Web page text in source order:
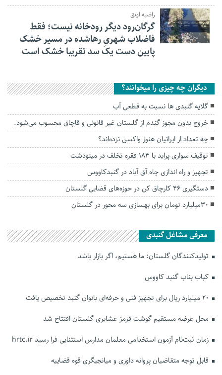
راضیه اونق
گرگان‌رود دیگر رودخانه نیست؛ فقط
فاضلاب شهریِ رهاشده در مسیر خشک
پایین دست یک سد تقریبا خشک است
دیگران چه چیزی را میخوانند؟
گلایه گنبدی ها نسبت به قطعی آب
خروج بدون مجوز گندم از گلستان غیر قانونی و قاچاق محسوب می‌شود.
چه تعداد از ایرانیان هنوز واکسن نزده‌اند؟
توقیف سواری پراید با ۱۸۳ فقره تخلف در مینودشت
تجهیز و راه اندازی چاه آق آباد در گنبدکاووس
دستگیری ۴۶ کارچاق کن در حوزه‌های قضایی گلستان
۳۰میلیارد تومان برای بهسازی سه محور در گلستان
معرفی مشاغل گنبدی
تولیدکنندگان گلستان: ما هستیم، اگر بازار باشد
کباب بناب گنبد کاووس
محل عرضه مستقیم گوشت قرمز عشایری گلستان افتتاح شد
زمان ثبت‌نام آزمون استخدامی معلمان مدارس استثنایی فرا رسید hrtc.ir
قابل توجه متقاضیان پروانه داوری و میانجیگری قوه قضاییه